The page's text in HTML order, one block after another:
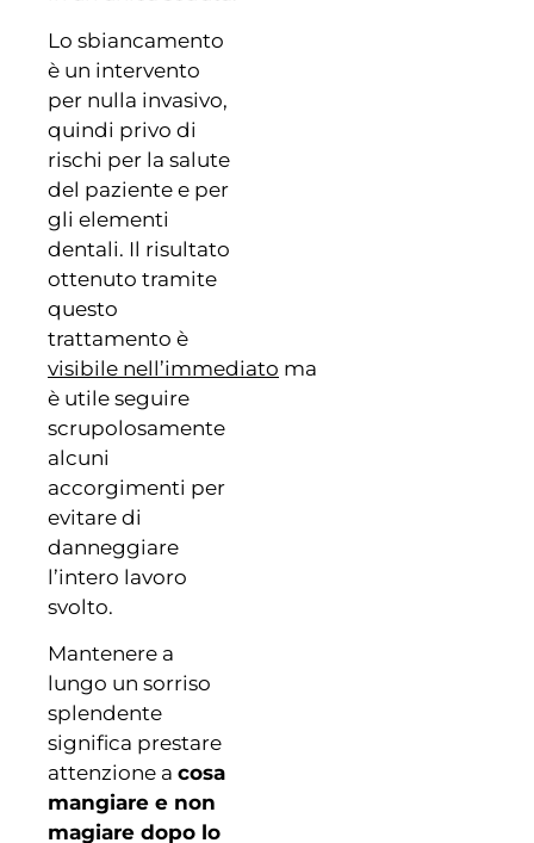
Lo sbiancamento
è un intervento
per nulla invasivo,
quindi privo di
rischi per la salute
del paziente e per
gli elementi
dentali. Il risultato
ottenuto tramite
questo
trattamento è
visibile nell’immediato ma
è utile seguire
scrupolosamente
alcuni
accorgimenti per
evitare di
danneggiare
l’intero lavoro
svolto.
Mantenere a
lungo un sorriso
splendente
significa prestare
attenzione a cosa
mangiare e non
magiare dopo lo